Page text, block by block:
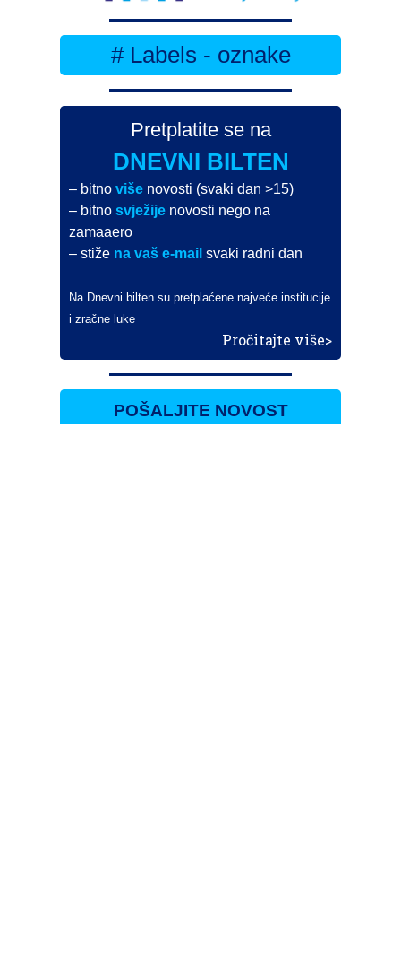
# Labels - oznake
Pretplatite se na
DNEVNI BILTEN
– bitnoviše novosti (svaki dan >15)
– bitnosvježije novosti nego na
zamaaero
– stiže na vaš e-mail svaki radni dan
Na Dnevni bilten su pretplaćene najveće institucije
i zračne luke
Pročitajte više>
POŠALJITE NOVOST